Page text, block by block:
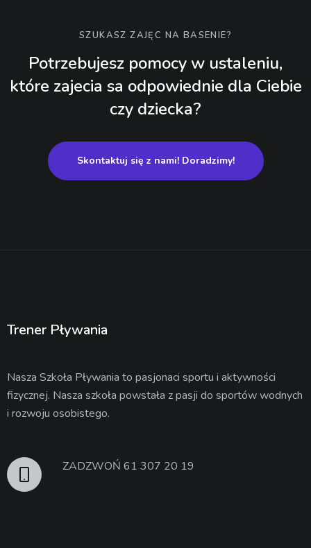
SZUKASZ ZAJĘC NA BASENIE?
Potrzebujesz pomocy w ustaleniu,
które zajecia sa odpowiednie dla Ciebie
czy dziecka?
Skontaktuj się z nami! Doradzimy!
Trener Pływania
Nasza Szkoła Pływania to pasjonaci sportu i aktywności
fizycznej. Nasza szkoła powstała z pasji do sportów wodnych
i rozwoju osobistego.
ZADZWOŃ 61 307 20 19